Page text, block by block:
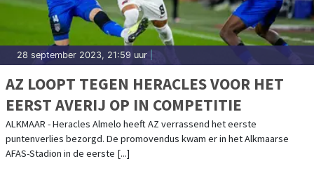
28 september 2023, 21:59 uur
AZ LOOPT TEGEN HERACLES VOOR HET
EERST AVERIJ OP IN COMPETITIE
ALKMAAR - Heracles Almelo heeft AZ verrassend het eerste
puntenverlies bezorgd. De promovendus kwam er in het Alkmaarse
AFAS-Stadion in de eerste [...]